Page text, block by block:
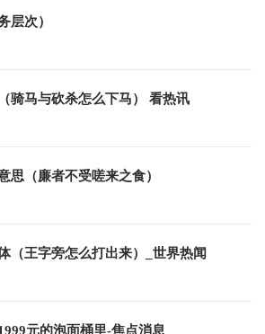
层次）
骑马与砍杀怎么下马） 看热讯
思（廉者不受嗟来之食）
（王字旁怎么打出来）_世界热闻
元的泡面桶里-焦点消息